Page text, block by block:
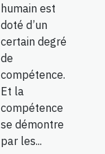
humain est
doté d’un
certain degré
de
compétence.
Et la
compétence
se démontre
par les...